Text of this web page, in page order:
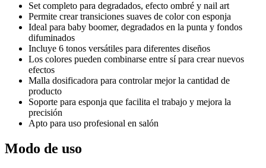
Set completo para degradados, efecto ombré y nail art
Permite crear transiciones suaves de color con esponja
Ideal para baby boomer, degradados en la punta y fondos
difuminados
Incluye 6 tonos versátiles para diferentes diseños
Los colores pueden combinarse entre sí para crear nuevos
efectos
Malla dosificadora para controlar mejor la cantidad de
producto
Soporte para esponja que facilita el trabajo y mejora la
precisión
Apto para uso profesional en salón
Modo de uso